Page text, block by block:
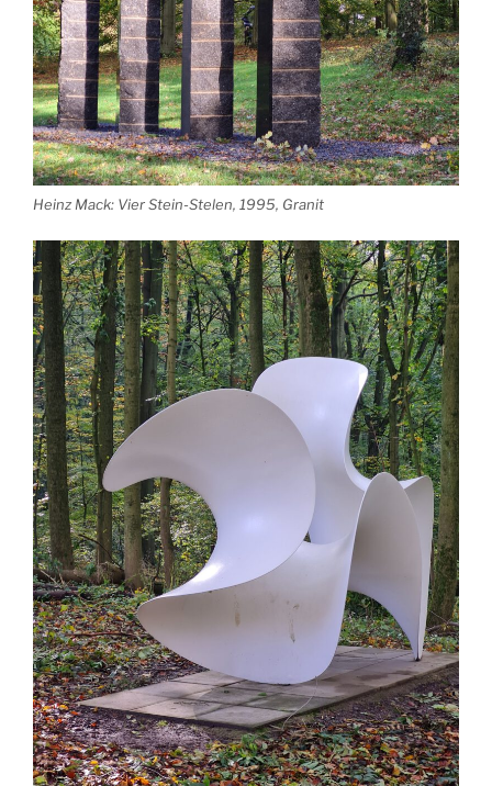
Heinz Mack: Vier Stein-Stelen, 1995, Granit